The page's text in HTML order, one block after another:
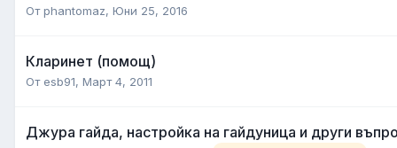
Отphantomaz, Юни 25, 2016
Кларинет (помощ)
От esb91, Март 4, 2011
Джура гайда, настройка на гайдуница и други